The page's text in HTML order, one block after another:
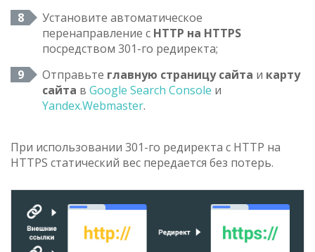
Установите автоматическое
перенаправление с HTTP на HTTPS
посредством 301-го редиректа;
Отправьте главную страницу сайта и карту
сайта в Google Search Console и
Yandex.Webmaster.
При использовании 301-го редиректа с HTTP на
HTTPS статический вес передается без потерь.